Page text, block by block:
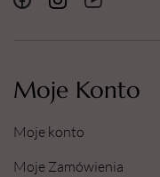
Moje Konto
Moje konto
Moje Zamówienia